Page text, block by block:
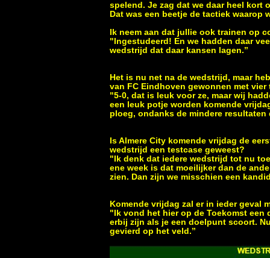
spelend. Je zag dat we daar heel kort
Dat was een beetje de tactiek waarop
Ik neem aan dat jullie ook trainen op
"Ingestudeerd! En we hadden daar
wedstrijd dat daar kansen lagen.’’
Het is nu net na de wedstrijd, maar
van FC Eindhoven gewonnen met
"5-0, dat is leuk voor ze, maar wij
een leuk potje worden komende
ploeg, ondanks de mindere resultaten
Is Almere City komende vrijdag de
wedstrijd een testcase geweest?
"Ik denk dat iedere wedstrijd tot nu
ene week is dat moeilijker dan de
zien. Dan zijn we misschien een
Komende vrijdag zal er in ieder geval
"Ik vond het hier op de Toekomst een
erbij zijn als je een doelpunt scoort.
gevierd op het veld.’’